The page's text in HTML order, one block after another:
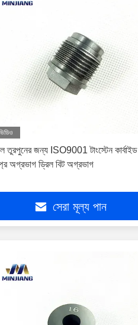
তুরপুনের জন্য ISO9001 টাংস্টেন কার্বাইড
অগ্রভাগ ড্রিল বিট অগ্রভাগ
সেরা মূল্য পান